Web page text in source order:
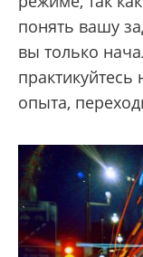
понять вашу
вы только
опыта,